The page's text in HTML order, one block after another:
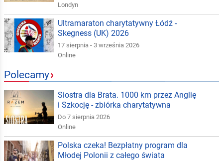
Londyn
Ultramaraton charytatywny Łódź -
Skegness (UK) 2026
17 sierpnia - 3 września 2026
Online
Polecamy›
Siostra dla Brata. 1000 km przez Anglię
i Szkocję - zbiórka charytatywna
Do 7 sierpnia 2026
Online
Polska czeka! Bezpłatny program dla
Młodej Polonii z całego świata